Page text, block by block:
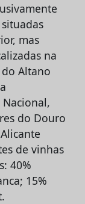
mas
na
Altano
do Douro
de vinhas
40%
15%